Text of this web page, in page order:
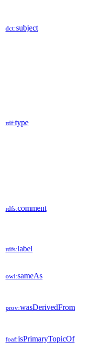
dct:subject
rdf:type
rdfs:comment
rdfs:label
owl:sameAs
prov:wasDerivedFrom
foaf:isPrimaryTopicOf